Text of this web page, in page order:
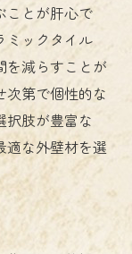
ことが肝心で
ミックタイル
を減らすことが
次第で個性的な
択肢が豊富な
適な外壁材を選